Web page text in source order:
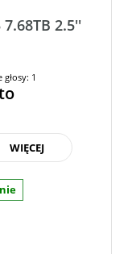
2.5''
1
WIĘCEJ